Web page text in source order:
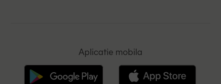
Aplicatie mobila